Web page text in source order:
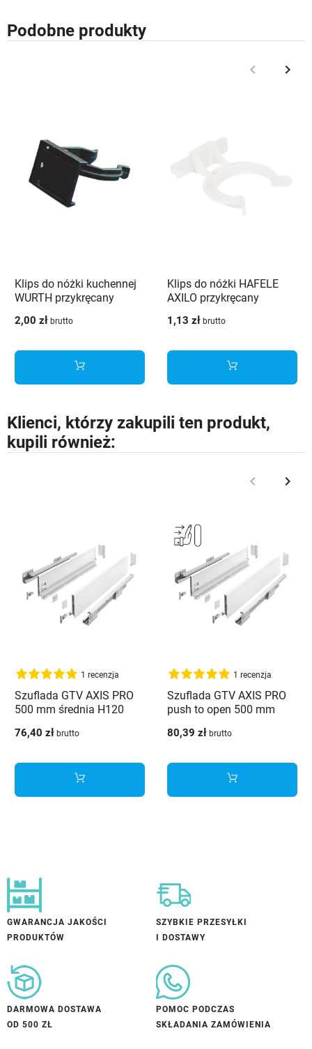
Podobne produkty
Poprzedni
keyboard_arrow_left keyboard_arrow_right
Klips do nóżki kuchennej
WURTH przykręcany
2,00 zł brutto
Klips do nóżki HAFELE
AXILO przykręcany
1,13 zł brutto
Klienci, którzy zakupili ten produkt,
kupili również:
Poprzedni
keyboard_arrow_left keyboard_arrow_right
1 recenzja
Szuflada GTV AXIS PRO
500 mm średnia H120
KPL500B1
76,40 zł brutto
1 recenzja
Szuflada GTV AXIS PRO
push to open 500 mm
AXISPRO-P2O-KPL500B1
80,39 zł brutto
GWARANCJA JAKOŚCI
PRODUKTÓW
SZYBKIE PRZESYŁKI
I DOSTAWY
DARMOWA DOSTAWA
OD 500 ZŁ
POMOC PODCZAS
SKŁADANIA ZAMÓWIENIA